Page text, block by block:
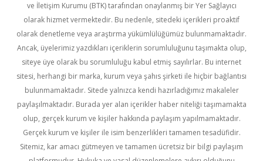
ve İletişim Kurumu (BTK) tarafından onaylanmış bir Yer Sağlayıcı
olarak hizmet vermektedir. Bu nedenle, sitedeki içerikleri proaktif
olarak denetleme veya araştırma yükümlülüğümüz bulunmamaktadır.
Ancak, üyelerimiz yazdıkları içeriklerin sorumluluğunu taşımakta olup,
siteye üye olarak bu sorumluluğu kabul etmiş sayılırlar. Bu internet
sitesi, herhangi bir marka, kurum veya şahıs şirketi ile hiçbir bağlantısı
bulunmamaktadır. Sitede yalnızca kendi hazırladığımız makaleler
paylaşılmaktadır. Burada yer alan içerikler haber niteliği taşımamakta
olup, gerçek kurum ve kişiler hakkında paylaşım yapılmamaktadır.
Gerçek kurum ve kişiler ile isim benzerlikleri tamamen tesadüfidir.
Sitemiz, kar amacı gütmeyen ve tamamen ücretsiz bir bilgi paylaşım